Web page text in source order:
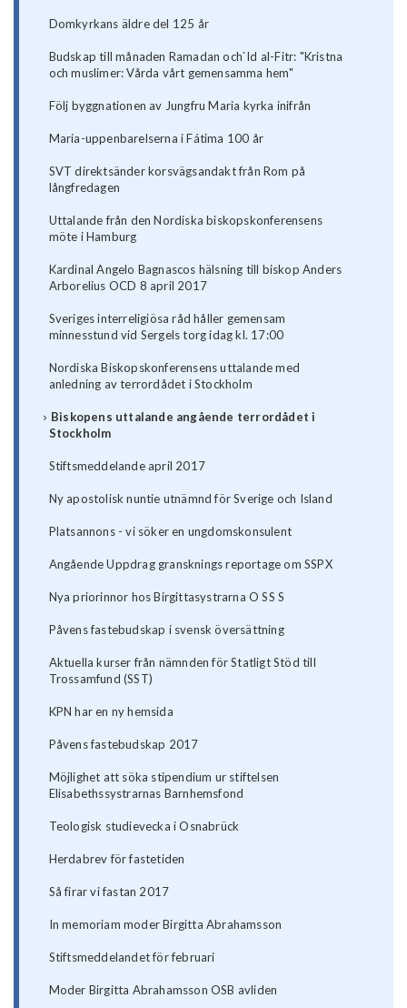
Domkyrkans äldre del 125 år
Budskap till månaden Ramadan och`Id al-Fitr: "Kristna
och muslimer: Vårda vårt gemensamma hem"
Följ byggnationen av Jungfru Maria kyrka inifrån
Maria-uppenbarelserna i Fátima 100 år
SVT direktsänder korsvägsandakt från Rom på
långfredagen
Uttalande från den Nordiska biskopskonferensens
möte i Hamburg
Kardinal Angelo Bagnascos hälsning till biskop Anders
Arborelius OCD 8 april 2017
Sveriges interreligiösa råd håller gemensam
minnesstund vid Sergels torg idag kl. 17:00
Nordiska Biskopskonferensens uttalande med
anledning av terrordådet i Stockholm
Biskopens uttalande angående terrordådet i
Stockholm
Stiftsmeddelande april 2017
Ny apostolisk nuntie utnämnd för Sverige och Island
Platsannons - vi söker en ungdomskonsulent
Angående Uppdrag gransknings reportage om SSPX
Nya priorinnor hos Birgittasystrarna O SS S
Påvens fastebudskap i svensk översättning
Aktuella kurser från nämnden för Statligt Stöd till
Trossamfund (SST)
KPN har en ny hemsida
Påvens fastebudskap 2017
Möjlighet att söka stipendium ur stiftelsen
Elisabethssystrarnas Barnhemsfond
Teologisk studievecka i Osnabrück
Herdabrev för fastetiden
Så firar vi fastan 2017
In memoriam moder Birgitta Abrahamsson
Stiftsmeddelandet för februari
Moder Birgitta Abrahamsson OSB avliden